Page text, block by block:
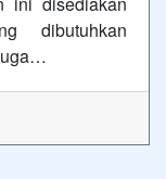
dibutuhkan